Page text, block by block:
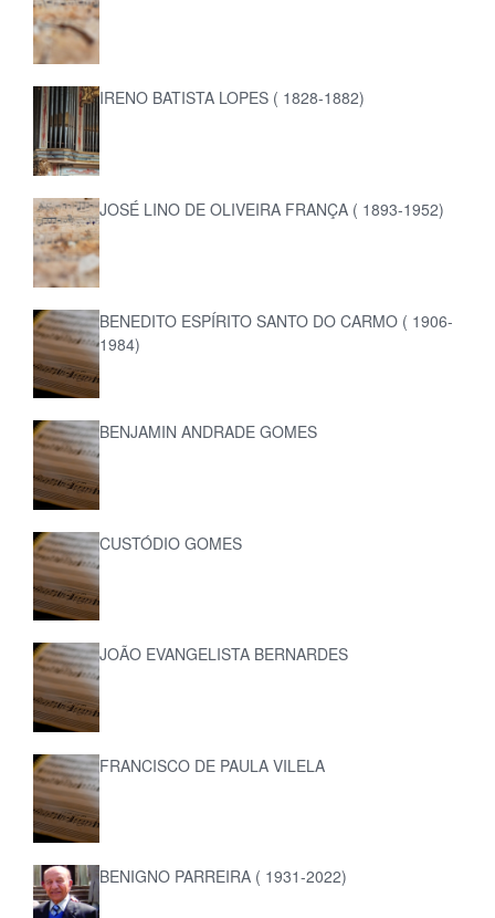
IRENO BATISTA LOPES ( 1828-1882)
JOSÉ LINO DE OLIVEIRA FRANÇA ( 1893-1952)
BENEDITO ESPÍRITO SANTO DO CARMO ( 1906-
1984)
BENJAMIN ANDRADE GOMES
CUSTÓDIO GOMES
JOÃO EVANGELISTA BERNARDES
FRANCISCO DE PAULA VILELA
BENIGNO PARREIRA ( 1931-2022)